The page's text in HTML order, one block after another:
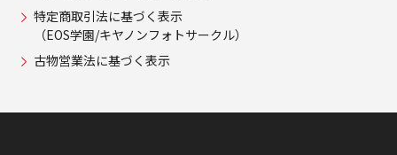
特定商取引法に基づく表示
（EOS学園/キヤノンフォトサークル）
古物営業法に基づく表示